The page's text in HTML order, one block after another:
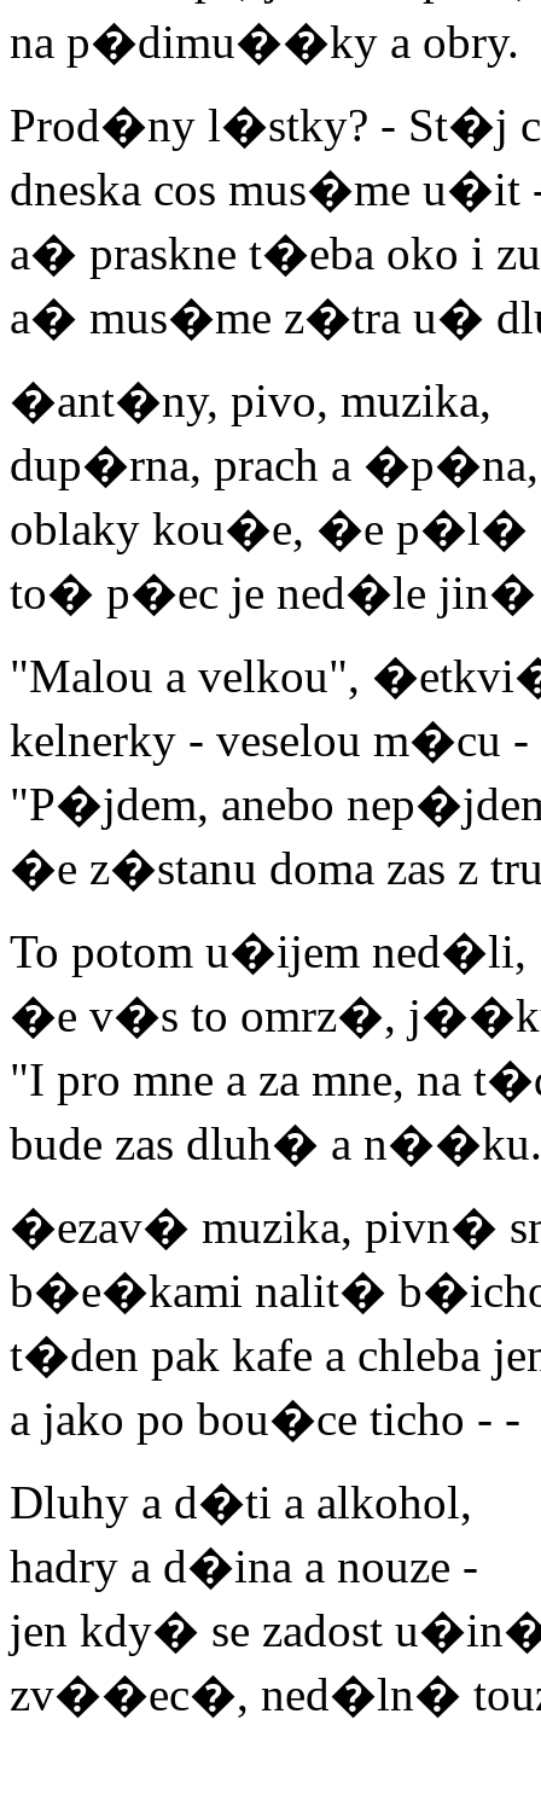
na p�dimu��ky a obry.
Prod�ny l�stky? - St�j
dneska cos mus�me u�it
a� praskne t�eba oko i
a� mus�me z�tra u�
�ant�ny, pivo, muzika,
dup�rna, prach a �p�na,
oblaky kou�e, �e p�l�
to� p�ec je ned�le
"Malou a velkou",
kelnerky - veselou m�cu -
"P�jdem, anebo
�e z�stanu doma zas z
To potom u�ijem ned�li,
�e v�s to omrz�,
"I pro mne a za mne, na
bude zas dluh� a
�ezav� muzika, pivn�
b�e�kami nalit�
t�den pak kafe a chleba
a jako po bou�ce ticho - -
Dluhy a d�ti a alkohol,
hadry a d�ina a nouze -
jen kdy� se zadost
zv��ec�, ned�ln�